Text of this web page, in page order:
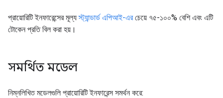
প্রায়োরিটি ইনফারেন্সের মূল্যস্ট্যান্ডার্ড এপিআই-এরচেয়ে ৭৫-১০০% বেশি এবং এটি
টোকেন প্রতি বিল করা হয়।
সমর্থিত মডেল
নিম্নলিখিত মডেলগুলি প্রায়োরিটি ইনফারেন্স সমর্থন করে: